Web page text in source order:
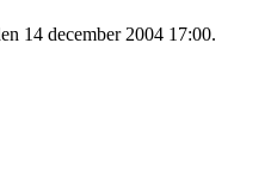
14 december 2004 17:00.